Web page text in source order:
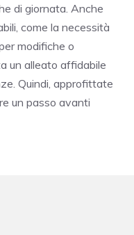
di giornata. Anche
come la necessità
modifiche o
un alleato affidabile
Quindi, approfittate
un passo avanti